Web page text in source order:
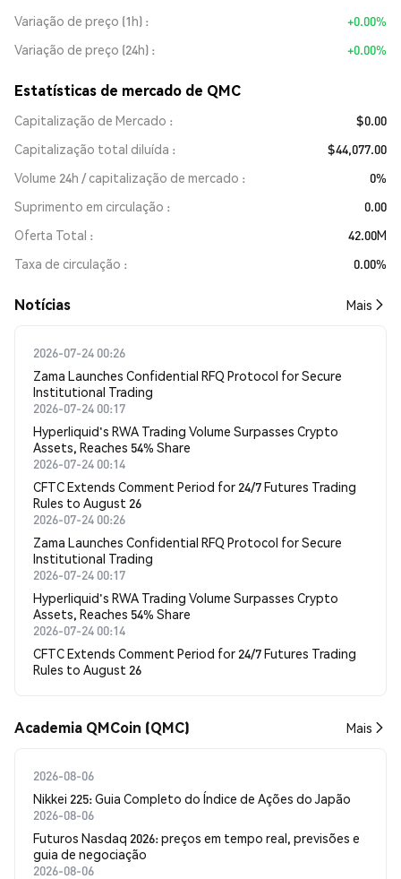
Variação de preço (1h)
+0.00%
Variação de preço (24h)
+0.00%
Estatísticas de mercado de QMC
Capitalização de Mercado
$0.00
Capitalização total diluída
$44,077.00
Volume 24h / capitalização de mercado
0%
Suprimento em circulação
0.00
Oferta Total
42.00M
Taxa de circulação
0.00%
​​Notícias​​ Mais
2026-07-24 00:26
Zama Launches Confidential RFQ Protocol for Secure
Institutional Trading
2026-07-24 00:17
Hyperliquid's RWA Trading Volume Surpasses Crypto
Assets, Reaches 54% Share
2026-07-24 00:14
CFTC Extends Comment Period for 24/7 Futures Trading
Rules to August 26
2026-07-24 00:26
Zama Launches Confidential RFQ Protocol for Secure
Institutional Trading
2026-07-24 00:17
Hyperliquid's RWA Trading Volume Surpasses Crypto
Assets, Reaches 54% Share
2026-07-24 00:14
CFTC Extends Comment Period for 24/7 Futures Trading
Rules to August 26
Academia QMCoin (QMC) Mais
2026-08-06
Nikkei 225: Guia Completo do Índice de Ações do Japão
2026-08-06
Futuros Nasdaq 2026: preços em tempo real, previsões e
guia de negociação
2026-08-06